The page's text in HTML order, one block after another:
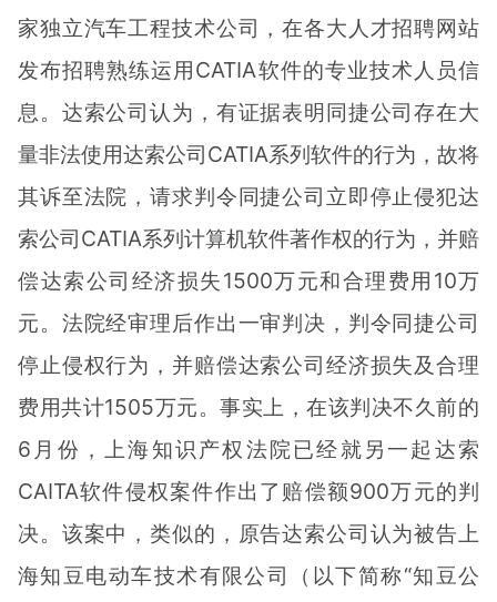
家独立汽车工程技术公司，在各大人才招聘网站
发布招聘熟练运用CATIA软件的专业技术人员信
息。达索公司认为，有证据表明同捷公司存在大
量非法使用达索公司CATIA系列软件的行为，故将
其诉至法院，请求判令同捷公司立即停止侵犯达
索公司CATIA系列计算机软件著作权的行为，并赔
偿达索公司经济损失1500万元和合理费用10万
元。法院经审理后作出一审判决，判令同捷公司
停止侵权行为，并赔偿达索公司经济损失及合理
费用共计1505万元。事实上，在该判决不久前的
6月份，上海知识产权法院已经就另一起达索
CAITA软件侵权案件作出了赔偿额900万元的判
决。该案中，类似的，原告达索公司认为被告上
海知豆电动车技术有限公司（以下简称“知豆公